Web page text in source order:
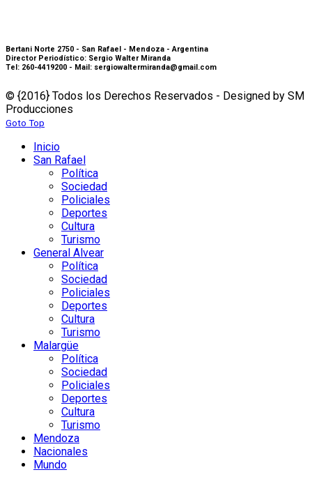
Bertani Norte 2750 - San Rafael - Mendoza - Argentina
Director Periodístico: Sergio Walter Miranda
Tel: 260-4419200 - Mail: sergiowaltermiranda@gmail.com
© {2016} Todos los Derechos Reservados - Designed by SM
Producciones
Goto Top
Inicio
San Rafael
Política
Sociedad
Policiales
Deportes
Cultura
Turismo
General Alvear
Política
Sociedad
Policiales
Deportes
Cultura
Turismo
Malargüe
Política
Sociedad
Policiales
Deportes
Cultura
Turismo
Mendoza
Nacionales
Mundo